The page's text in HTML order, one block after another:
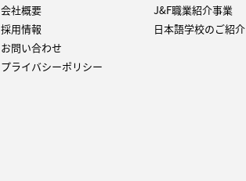
会社概要
採用情報
お問い合わせ
プライバシーポリシー
J&F職業紹介事業
日本語学校のご紹介